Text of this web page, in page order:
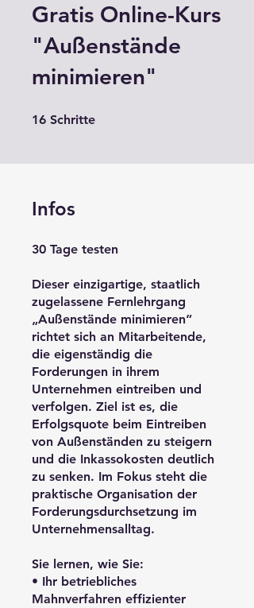
Gratis Online-Kurs
"Außenstände
minimieren"
16 Schritte
Infos
30 Tage testen
Dieser einzigartige, staatlich
zugelassene Fernlehrgang
„Außenstände minimieren“
richtet sich an Mitarbeitende,
die eigenständig die
Forderungen in ihrem
Unternehmen eintreiben und
verfolgen. Ziel ist es, die
Erfolgsquote beim Eintreiben
von Außenständen zu steigern
und die Inkassokosten deutlich
zu senken. Im Fokus steht die
praktische Organisation der
Forderungsdurchsetzung im
Unternehmensalltag.
Sie lernen, wie Sie:
• Ihr betriebliches
Mahnverfahren effizienter